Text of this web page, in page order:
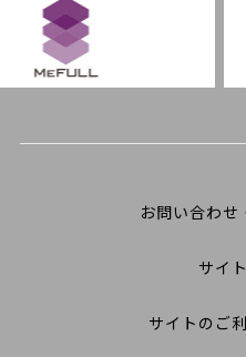
お問い合わ
サイ
サイトのご